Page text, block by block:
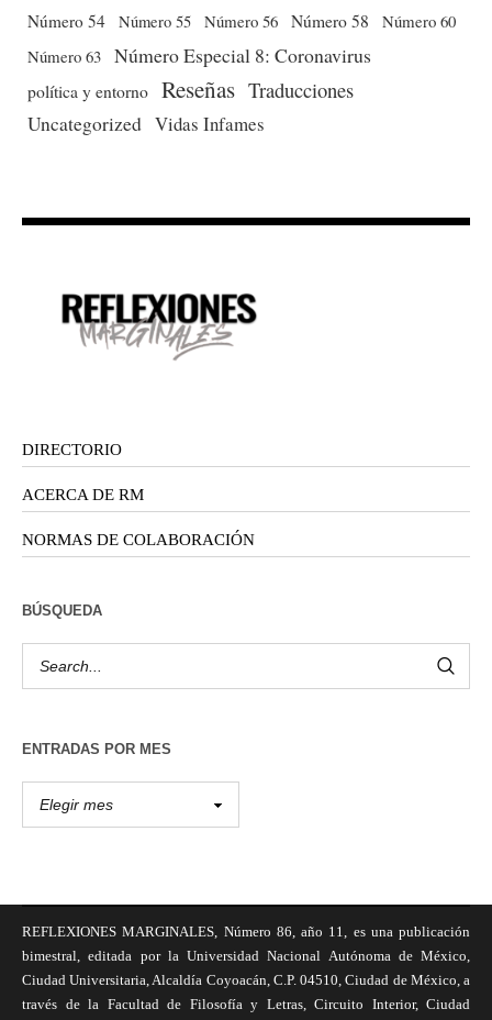
Número 54 Número 55 Número 56 Número 58
Número 60
Número 63 Número Especial 8: Coronavirus
política y entorno Reseñas Traducciones
Uncategorized Vidas Infames
DIRECTORIO
ACERCA DE RM
NORMAS DE COLABORACIÓN
BÚSQUEDA
ENTRADAS POR MES
REFLEXIONES MARGINALES, Número 86, año 11, es una publicación
bimestral, editada por la Universidad Nacional Autónoma de México,
Ciudad Universitaria, Alcaldía Coyoacán, C.P. 04510, Ciudad de México, a
través de la Facultad de Filosofía y Letras, Circuito Interior, Ciudad